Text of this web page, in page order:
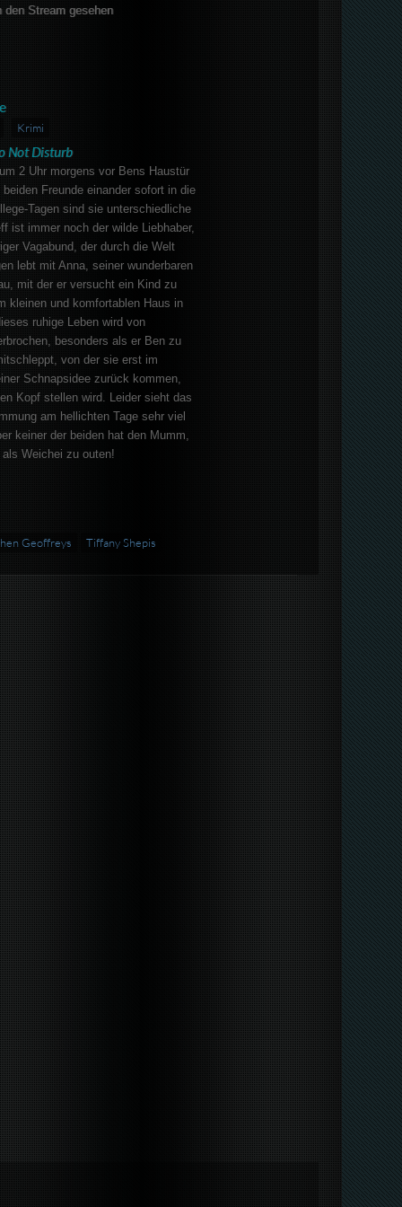
Stream gesehen
Krimi
Not Disturb
2 Uhr morgens vor Bens Haustür
Freunde einander sofort in die
Tagen sind sie unterschiedliche
ist immer noch der wilde Liebhaber,
Vagabund, der durch die Welt
lebt mit Anna, seiner wunderbaren
mit der er versucht ein Kind zu
kleinen und komfortablen Haus in
ruhige Leben wird von
besonders als er Ben zu
von der sie erst im
Schnapsidee zurück kommen,
Kopf stellen wird. Leider sieht das
am hellichten Tage sehr viel
keiner der beiden hat den Mumm,
Weichei zu outen!
Geoffreys Tiffany Shepis